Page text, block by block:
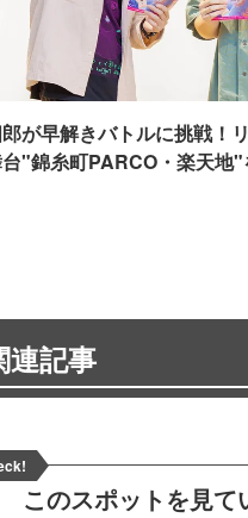
が早解きバトルに挑戦！
"錦糸町PARCO・楽天地"
連記事
このスポットを見て